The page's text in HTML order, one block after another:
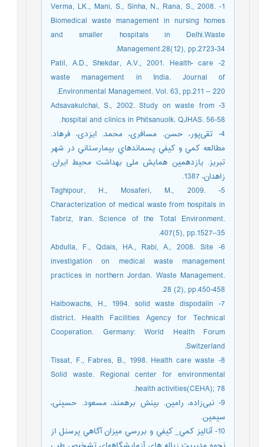
1- Verma, LK., Mani, S., Sinha, N., Rana, S., 2008.
Biomedical waste management in nursing homes
and smaller hospitals in Delhi.Waste
Management.28(12), pp.2723-34.
2- Patil, A.D., Shekdar, A.V., 2001. Health- care
waste management in India. Journal of
Environmental Management. Vol. 63, pp.211 – 220.
3- Adsavakulchai, S., 2002. Study on waste from
hospital and clinics in Phitsanuolk. QJHAS. 56-58.
4- تقی‌پور، حسن. مسافری، محمد. ایزدی، فرهاد.
مطالعه كمي و كيفي پسماندهاي بيمارستاني در شهر
تبريز. یازدهمین همایش ملی بهداشت محیط ایران.
زاهدان، 1387.
5- Taghipour, H., Mosaferi, M., 2009.
Characterization of medical waste from hospitals in
Tabriz, Iran. Science of the Total Environment.
407(5), pp.1527–35.
6- Abdulla, F., Qdais, HA., Rabi, A., 2008. Site
investigation on medical waste management
practices in northern Jordan. Waste Management.
28 (2), pp.450-458.
7- Halbowachs, H., 1994. solid waste dispodalin
district. Health Facilities Agency for Technical
Cooperation. Germany: World Health Forum
Switzerland.
8- Tissat, F., Fabres, B., 1998. Health care waste
Solid waste. Regional center for environmental
health activities(CEHA); 78.
9- نبی‌زاده، رامین. بینش برهمند، مسعود. حسینی،
سیمین.
10- آناليز كمي_ كيفي و بررسي ميزان آگاهي پرسنل از